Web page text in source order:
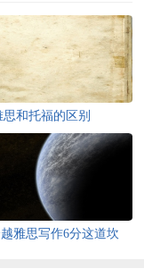
思和托福的区别
雅思写作6分这道坎